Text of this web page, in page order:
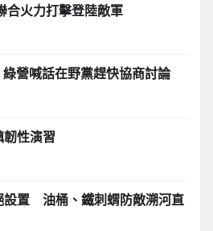
合火力打擊登陸敵軍
營喊話在野黨趕快協商討論
韌性演習
設置 油桶、鐵刺蝟防敵溯河直